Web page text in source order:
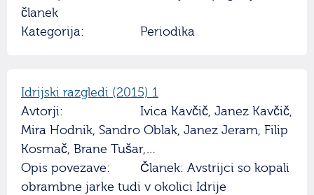
članek
Kategorija:
Periodika
Idrijski razgledi (2015) 1
Avtorji:
Ivica Kavčič, Janez Kavčič,
Mira Hodnik, Sandro Oblak, Janez Jeram, Filip
Kosmač, Brane Tušar,…
Opis povezave:
Članek: Avstrijci so kopali
obrambne jarke tudi v okolici Idrije